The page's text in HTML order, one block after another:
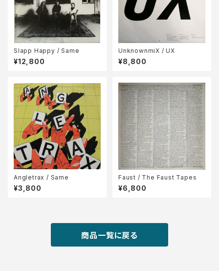
Slapp Happy / Same
¥12,800
UnknownmiX / UX
¥8,800
Angletrax / Same
¥3,800
Faust / The Faust Tapes
¥6,800
商品一覧に戻る